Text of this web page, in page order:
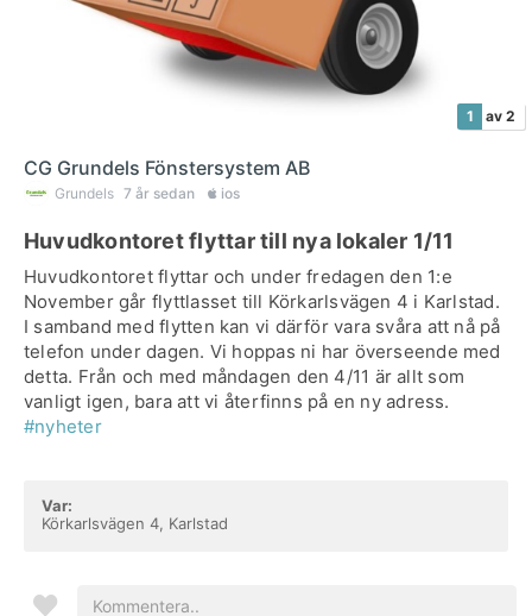
1 av 2
CG Grundels Fönstersystem AB
Grundels 7 år sedan ios
Huvudkontoret flyttar till nya lokaler 1/11
Huvudkontoret flyttar och under fredagen den 1:e
November går flyttlasset till Körkarlsvägen 4 i Karlstad.
I samband med flytten kan vi därför vara svåra att nå på
telefon under dagen. Vi hoppas ni har överseende med
detta. Från och med måndagen den 4/11 är allt som
vanligt igen, bara att vi återfinns på en ny adress.
#nyheter
Var:
Körkarlsvägen 4, Karlstad